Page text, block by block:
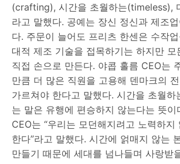
(crafting), 시간을 초월하는(timeless),
라고 말했다. 공예는 장신 정신과 제조
다. 주문이 늘어도 프리츠 한센은 수작
대적 제조 기술을 접목하기는 하지만 모
직접 손으로 만든다. 야콥 홀름 CEO는
만큼 더 많은 직원을 고용해 덴마크의
가르쳐야 한다고 말했다. 시간을 초월하
는 말은 유행에 편승하지 않는다는 뜻이
CEO는 “우리는 모던해지려고 노력하지
한다”라고 말했다. 시간에 얽매지 않는
만들기 때문에 세대를 넘나들며 사랑받